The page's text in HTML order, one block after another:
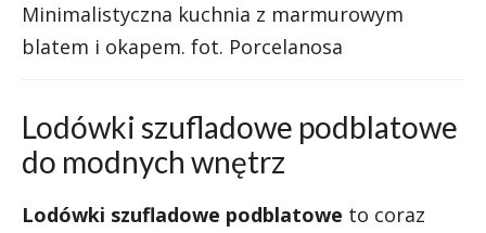
Minimalistyczna kuchnia z marmurowym
blatem i okapem. fot. Porcelanosa
Lodówki szufladowe podblatowe
do modnych wnętrz
Lodówki szufladowe podblatowe to coraz